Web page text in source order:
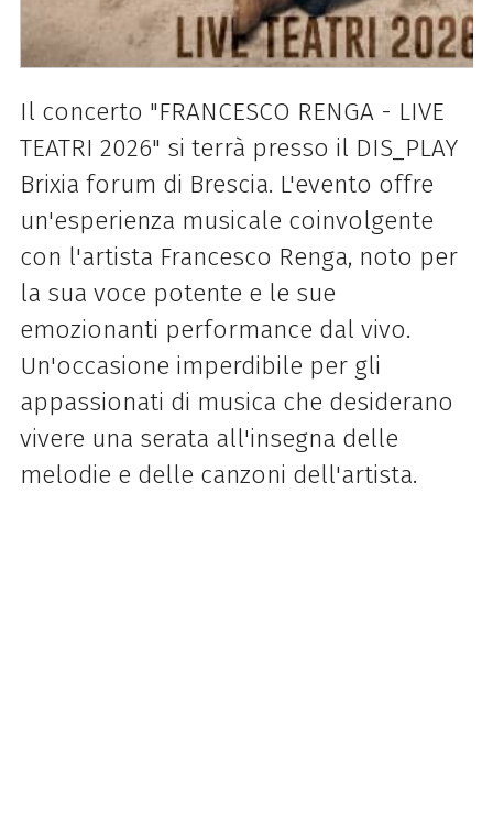
Il concerto "FRANCESCO RENGA - LIVE
TEATRI 2026" si terrà presso il DIS_PLAY
Brixia forum di Brescia. L'evento offre
un'esperienza musicale coinvolgente
con l'artista Francesco Renga, noto per
la sua voce potente e le sue
emozionanti performance dal vivo.
Un'occasione imperdibile per gli
appassionati di musica che desiderano
vivere una serata all'insegna delle
melodie e delle canzoni dell'artista.